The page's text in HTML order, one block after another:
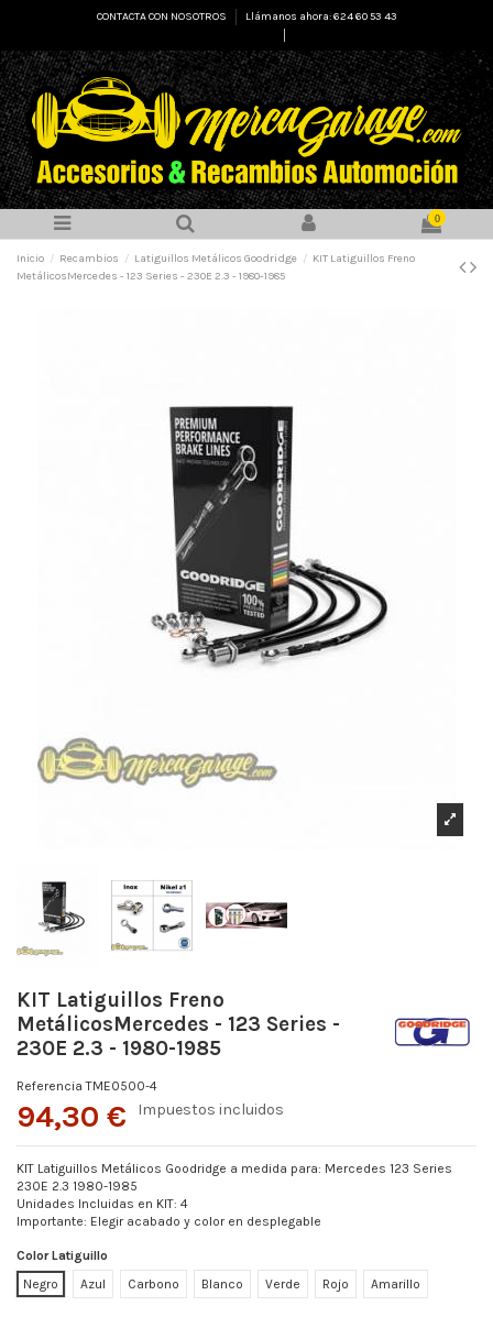
CONTACTA CON NOSOTROS
Llámanos ahora: 624 60 53 43
0
Inicio Recambios Latiguillos Metálicos Goodridge
KIT Latiguillos Freno
MetálicosMercedes - 123 Series - 230E 2.3 - 1980-1985
KIT Latiguillos Freno
MetálicosMercedes - 123 Series -
230E 2.3 - 1980-1985
Referencia TME0500-4
94,30 € Impuestos incluidos
KIT Latiguillos Metálicos Goodridge a medida para: Mercedes 123 Series
230E 2.3 1980-1985
Unidades Incluidas en KIT: 4
Importante: Elegir acabado y color en desplegable
Color Latiguillo
Negro
Azul Carbono Blanco Verde Rojo Amarillo